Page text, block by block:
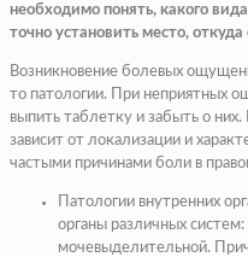
необходимо понять, какого
точно установить место, откуда
Возникновение болевых
то патологии. При неприятных
выпить таблетку и забыть о
зависит от локализации и
частыми причинами боли в
Патологии внутренних
органы различных
мочевыделительной.